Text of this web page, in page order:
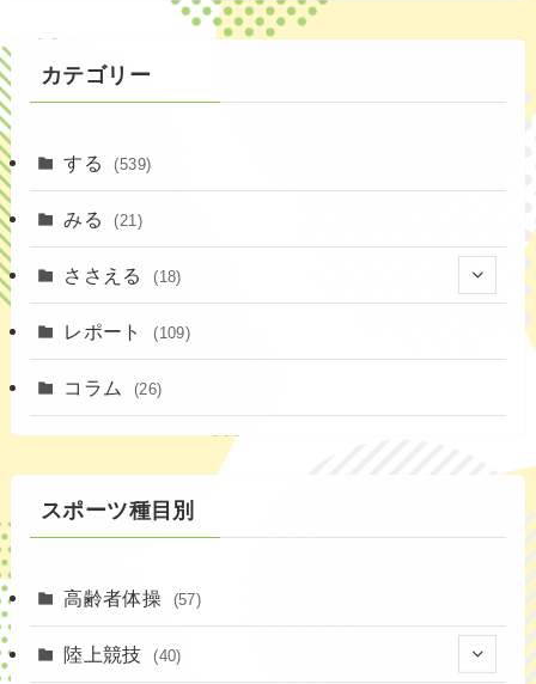
カテゴリー
する (539)
みる (21)
ささえる (18)
(4)
(1)
(3)
レポート (109)
コラム (26)
スポーツ種目別
高齢者体操 (57)
陸上競技 (40)